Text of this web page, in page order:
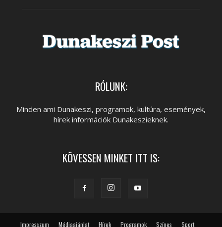
RÓLUNK:
Minden ami Dunakeszi, programok, kultúra, események,
hírek információk Dunakeszieknek.
KÖVESSEN MINKET ITT IS:
Impresszum Médiaajánlat Hírek Programok Színes Sport